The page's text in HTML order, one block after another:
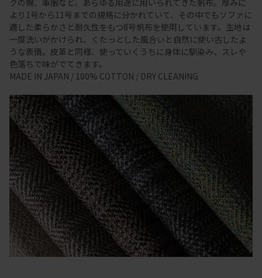
より1号から11号までの規格に分かれていて、その中でもソファに
適した柔らかさと耐久性をもつ8号帆布を使用しています。生地は
一度洗いがかけられ、くたっとした風合いと自然に使い古したよ
うな表情。皮革と同様、使っていくうちに身体に馴染み、スレや
色落ちで味がでてきます。
MADE IN JAPAN / 100% COTTON / DRY CLEANING